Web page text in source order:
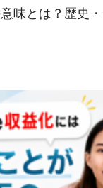
味とは？歴史